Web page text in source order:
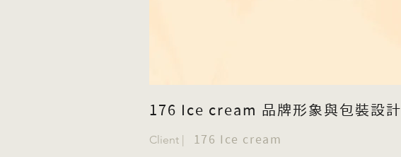
176 Ice cream 品牌形象與包裝設計
Client | 176 Ice cream